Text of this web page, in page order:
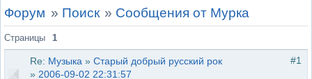
Форум » Поиск » Сообщения от Мурка
Страницы 1
#1
Re: Музыка » Старый добрый русский рок
» 2006-09-02 22:31:57